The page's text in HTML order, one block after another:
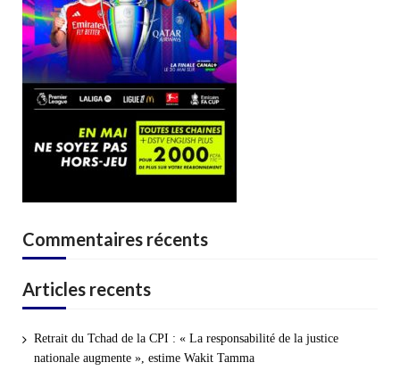
Commentaires récents
Articles recents
Retrait du Tchad de la CPI : « La responsabilité de la justice
nationale augmente », estime Wakit Tamma